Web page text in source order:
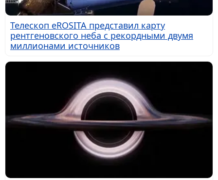
Телескоп eROSITA представил карту
рентгеновского неба с рекордными двумя
миллионами источников